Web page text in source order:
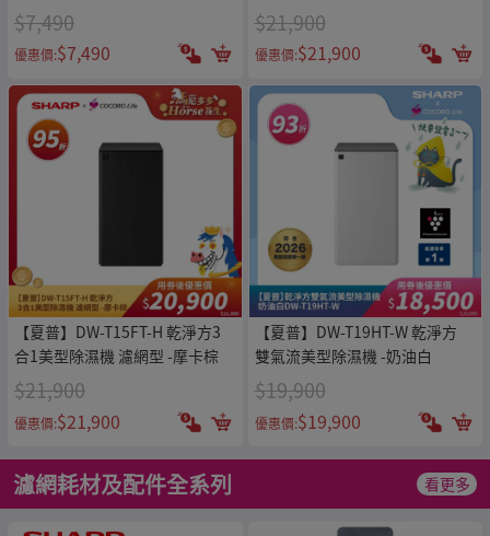
$7,490
優惠價:$7,490
$21,900
優惠價:$21,900
【夏普】DW-T15FT-H 乾淨方3
合1美型除濕機 濾網型 -摩卡棕
$21,900
優惠價:$21,900
【夏普】DW-T19HT-W 乾淨方
雙氣流美型除濕機 -奶油白
$19,900
優惠價:$19,900
濾網耗材及配件全系列 看更多